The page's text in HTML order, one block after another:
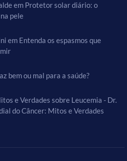
em Protetor solar diário: o
pele
em Entenda os espasmos que
bem ou mal para a saúde?
e Verdades sobre Leucemia - Dr.
do Câncer: Mitos e Verdades